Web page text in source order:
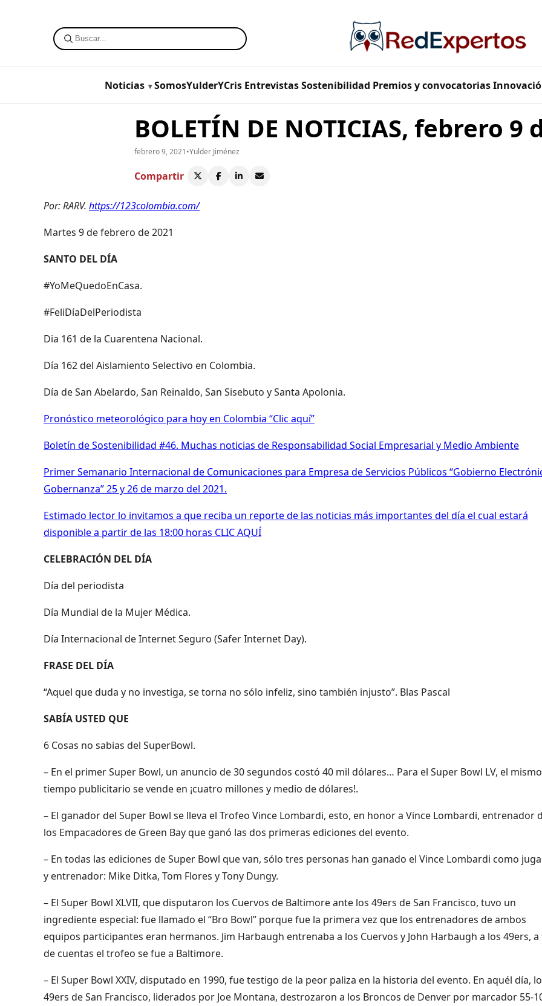
Noticias SomosYulderYCris Entrevistas Sostenibilidad Premios y convocatorias
BOLETÍN DE NOTICIAS, febrero 9
febrero 9, 2021•Yulder Jiménez
Compartir
Por: RARV. https://123colombia.com/
Martes 9 de febrero de 2021
SANTO DEL DÍA
#YoMeQuedoEnCasa.
#FeliDíaDelPeriodista
Dia 161 de la Cuarentena Nacional.
Día 162 del Aislamiento Selectivo en Colombia.
Día de San Abelardo, San Reinaldo, San Sisebuto y Santa Apolonia.
Pronóstico meteorológico para hoy en Colombia “Clic aquí”
Boletín de Sostenibilidad #46. Muchas noticias de Responsabilidad Social Empresarial y Medio Ambiente
Primer Semanario Internacional de Comunicaciones para Empresa de Servicios Públicos “Gobierno
Gobernanza” 25 y 26 de marzo del 2021.
Estimado lector lo invitamos a que reciba un reporte de las noticias más importantes del día el cual estará
disponible a partir de las 18:00 horas CLIC AQUÍ
CELEBRACIÓN DEL DÍA
Día del periodista
Día Mundial de la Mujer Médica.
Día Internacional de Internet Seguro (Safer Internet Day).
FRASE DEL DÍA
“Aquel que duda y no investiga, se torna no sólo infeliz, sino también injusto”. Blas Pascal
SABÍA USTED QUE
6 Cosas no sabias del SuperBowl.
– En el primer Super Bowl, un anuncio de 30 segundos costó 40 mil dólares… Para el Super Bowl LV, el mismo
tiempo publicitario se vende en ¡cuatro millones y medio de dólares!.
– El ganador del Super Bowl se lleva el Trofeo Vince Lombardi, esto, en honor a Vince Lombardi, entrenador
los Empacadores de Green Bay que ganó las dos primeras ediciones del evento.
– En todas las ediciones de Super Bowl que van, sólo tres personas han ganado el Vince Lombardi como
y entrenador: Mike Ditka, Tom Flores y Tony Dungy.
– El Super Bowl XLVII, que disputaron los Cuervos de Baltimore ante los 49ers de San Francisco, tuvo un
ingrediente especial: fue llamado el “Bro Bowl” porque fue la primera vez que los entrenadores de ambos
equipos participantes eran hermanos. Jim Harbaugh entrenaba a los Cuervos y John Harbaugh a los 49ers, a
de cuentas el trofeo se fue a Baltimore.
– El Super Bowl XXIV, disputado en 1990, fue testigo de la peor paliza en la historia del evento. En aquél día,
49ers de San Francisco, liderados por Joe Montana, destrozaron a los Broncos de Denver por marcador 55-